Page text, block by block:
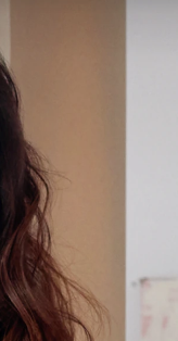
Kullanici profi̇li̇
Siparişlerim
Adresim
Aboneliklerim
Español
Português
Русский
繁體中文